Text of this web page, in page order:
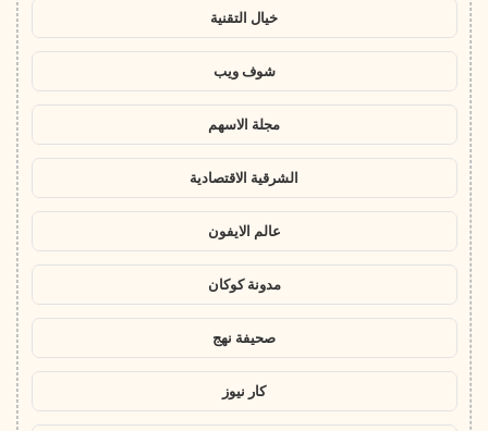
خيال التقنية
شوف ويب
مجلة الاسهم
الشرقية الاقتصادية
عالم الايفون
مدونة كوكان
صحيفة نهج
كار نيوز